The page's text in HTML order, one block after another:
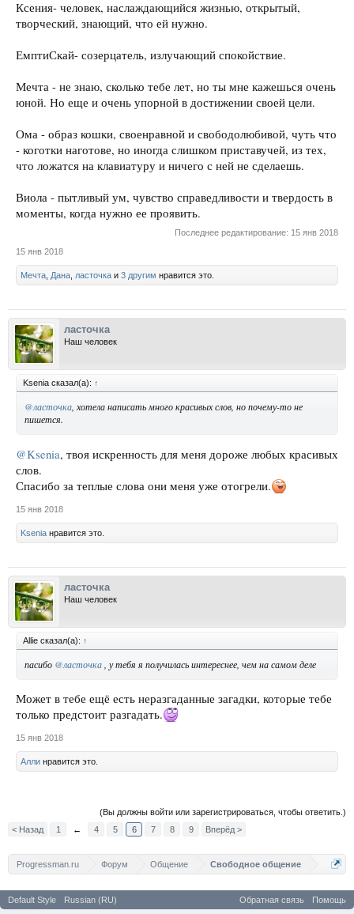
Ксения- человек, наслаждающийся жизнью, открытый,
творческий, знающий, что ей нужно.
ЕмптиСкай- созерцатель, излучающий спокойствие.
Мечта - не знаю, сколько тебе лет, но ты мне кажешься очень
юной. Но еще и очень упорной в достижении своей цели.
Ома - образ кошки, своенравной и свободолюбивой, чуть что
- коготки наготове, но иногда слишком приставучей, из тех,
что ложатся на клавиатуру и ничего с ней не сделаешь.
Виола - пытливый ум, чувство справедливости и твердость в
моменты, когда нужно ее проявить.
Последнее редактирование: 15 янв 2018
15 янв 2018
Мечта Дана ласточка и 3 другим нравится это.
ласточка
Наш человек
Ksenia сказал(а): ↑
@ласточка , хотела написать много красивых слов, но почему-то не
пишется.
@Ksenia, твоя искренность для меня дороже любых красивых
слов.
Спасибо за теплые слова они меня уже отогрели.
15 янв 2018
Ksenia нравится это.
ласточка
Наш человек
Allie сказал(а): ↑
пасибо @ласточка , у тебя я получилась интереснее, чем на самом деле
Может в тебе ещё есть неразгаданные загадки, которые тебе
только предстоит разгадать.
15 янв 2018
Алли нравится это.
(Вы должны войти или зарегистрироваться, чтобы ответить.)
< Назад
1 ← 4 5 6 7 8 9 Вперёд >
Progressman.ru Форум Общение Свободное общение
Default Style Russian (RU) Обратная связь Помощь